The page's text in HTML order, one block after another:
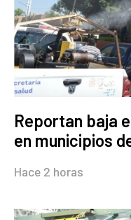
Reportan baja
en municipios
Hace 2 horas